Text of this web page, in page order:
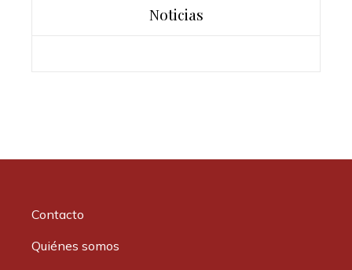
Noticias
Contacto
Quiénes somos